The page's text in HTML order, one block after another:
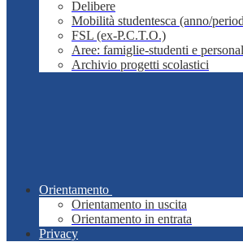
Delibere
Mobilità studentesca (anno/
FSL (ex-P.C.T.O.)
Aree: famiglie-studenti e
Archivio progetti scolastici
Orientamento
Orientamento in uscita
Orientamento in entrata
Privacy